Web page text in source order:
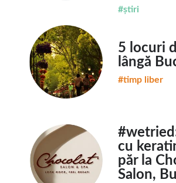
#știri
5 locuri
lângă
#timp liber
cu
păr la
Salon,